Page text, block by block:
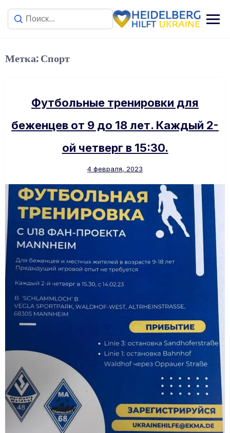
Метка:Спорт
Футбольные тренировки для
беженцев от 9 до 18 лет. Каждый 2-
ой четверг в 15:30.
4 февраля, 2023